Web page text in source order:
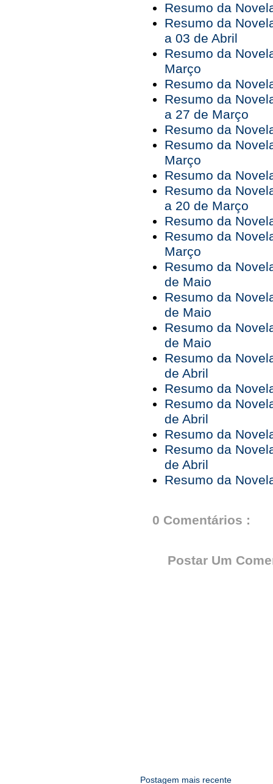
Resumo da
Resumo da
a 03 de Abril
Resumo da
Março
Resumo da
Resumo da
a 27 de Março
Resumo da
Resumo da
Março
Resumo da
Resumo da
a 20 de Março
Resumo da
Resumo da
Março
Resumo da
de Maio
Resumo da
de Maio
Resumo da
de Maio
Resumo da
de Abril
Resumo da
Resumo da
de Abril
Resumo da
Resumo da
de Abril
Resumo da
0 Comentários :
Postar Um
Postagem mais recente